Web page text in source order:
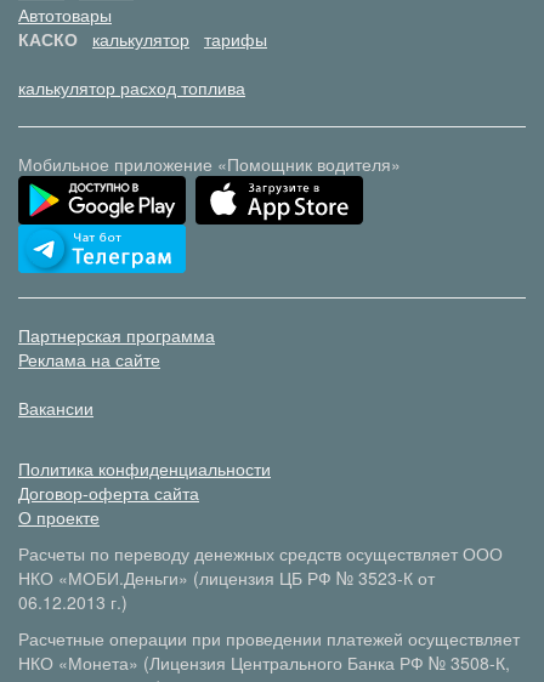
Автотовары
КАСКО
калькулятор тарифы
калькулятор расход топлива
Мобильное приложение «Помощник водителя»
Партнерская программа
Реклама на сайте
Вакансии
Политика конфиденциальности
Договор-оферта сайта
О проекте
Расчеты по переводу денежных средств осуществляет ООО
НКО «МОБИ.Деньги» (лицензия ЦБ РФ № 3523-К от
06.12.2013 г.)
Расчетные операции при проведении платежей осуществляет
НКО «Монета» (Лицензия Центрального Банка РФ № 3508-К,